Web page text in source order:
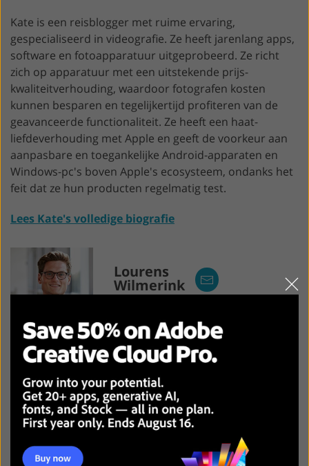
Kate is een reisblogger met ruime ervaring,
gespecialiseerd in videografie. Ze heeft jarenlang apps,
software en fotoapparatuur uitgeprobeerd. Ze richt
zich op apparatuur met een uitstekende prijs-
kwaliteitverhouding, waardoor fotografen kosten
kunnen besparen en tegelijkertijd profiteren van de
geavanceerde functionaliteit. Ze heeft een haat-
liefdeverhouding met Apple en geeft de voorkeur aan
aanpasbare en toegankelijke Android-apparaten en
Windows-pc's boven Apple's ecosysteem, ondanks het
feit dat ze hun producten regelmatig test.
Lees Kate's volledige biografie
Lourens
Wilmerink
Lourens Wilmerink komt uit de Verenigde Staten en
heeft daarvoor 5 jaar in Nederland gewoond. In het
najaar van 2018 is Lourens begonnen aan de
masteropleiding Vertaalmanagement. Lourens helpt
de schrijvers van FixThePhoto met een snelle en
accurate vertaling van Engelse teksten naar het
Nederlands. Betekenis en stijl blijven behouden.